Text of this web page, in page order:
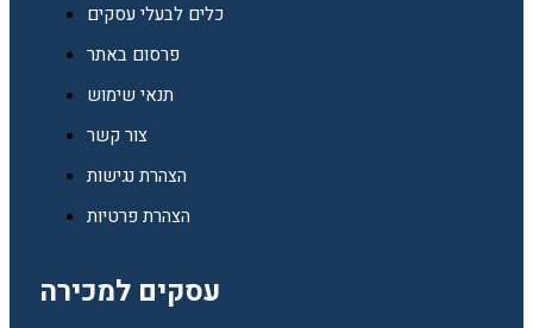
כלים לבעלי עסקים
פרסום באתר
תנאי שימוש
צור קשר
הצהרת נגישות
הצהרת פרטיות
עסקים למכירה